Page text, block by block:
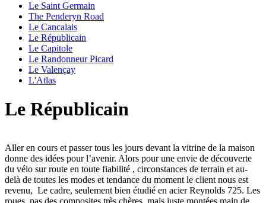
Le Saint Germain
The Penderyn Road
Le Cancalais
Le Républicain
Le Capitole
Le Randonneur Picard
Le Valençay
L'Atlas
Le Républicain
Aller en cours et passer tous les jours devant la vitrine de la maison
donne des idées pour l’avenir. Alors pour une envie de découverte
du vélo sur route en toute fiabilité , circonstances de terrain et au-
delà de toutes les modes et tendance du moment le client nous est
revenu, Le cadre, seulement bien étudié en acier Reynolds 725. Les
roues, pas des composites très chères, mais juste montées main de